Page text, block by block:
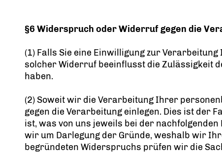
§6 Widerspruch oder Widerruf gegen die
(1) Falls Sie eine Einwilligung zur
solcher Widerruf beeinflusst die Zulässigkeit
haben.
(2) Soweit wir die Verarbeitung Ihrer
gegen die Verarbeitung einlegen. Dies ist der
ist, was von uns jeweils bei der
wir um Darlegung der Gründe, weshalb wir
begründeten Widerspruchs prüfen wir die